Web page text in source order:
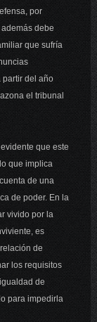
por
debe
que sufría
partir del año
el tribunal
que este
que implica
de una
de poder. En la
vivido por la
es
de
los requisitos
de
para impedirla